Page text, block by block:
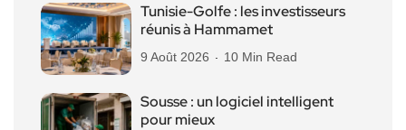
Tunisie-Golfe : les investisseurs
réunis à Hammamet
9 Août 2026 10 Min Read
Sousse : un logiciel intelligent
pour mieux